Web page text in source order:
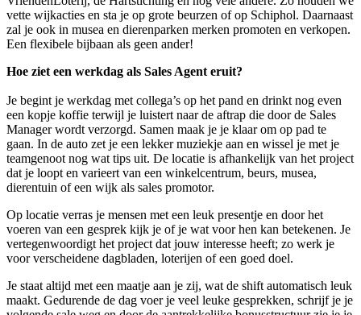
vette wijkacties en sta je op grote beurzen of op Schiphol. Daarnaast
zal je ook in musea en dierenparken merken promoten en verkopen.
Een flexibele bijbaan als geen ander!
Hoe ziet een werkdag als Sales Agent eruit?
Je begint je werkdag met collega’s op het pand en drinkt nog even
een kopje koffie terwijl je luistert naar de aftrap die door de Sales
Manager wordt verzorgd. Samen maak je je klaar om op pad te
gaan. In de auto zet je een lekker muziekje aan en wissel je met je
teamgenoot nog wat tips uit. De locatie is afhankelijk van het project
dat je loopt en varieert van een winkelcentrum, beurs, musea,
dierentuin of een wijk als sales promotor.
Op locatie verras je mensen met een leuk presentje en door het
voeren van een gesprek kijk je of je wat voor hen kan betekenen. Je
vertegenwoordigt het project dat jouw interesse heeft; zo werk je
voor verscheidene dagbladen, loterijen of een goed doel.
Je staat altijd met een maatje aan je zij, wat de shift automatisch leuk
maakt. Gedurende de dag voer je veel leuke gesprekken, schrijf je je